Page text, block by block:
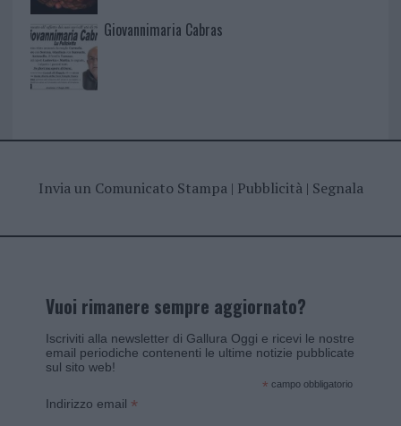
Giovannimaria Cabras
Invia un Comunicato Stampa| Pubblicità| Segnala
Vuoi rimanere sempre aggiornato?
Iscriviti alla newsletter di Gallura Oggi e ricevi le nostre
email periodiche contenenti le ultime notizie pubblicate
sul sito web!
* campo obbligatorio
Indirizzo email *